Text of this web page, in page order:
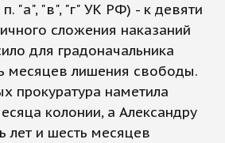
п. "а", "в", "г" УК РФ) - к девяти
сложения наказаний
для градоначальника
месяцев лишения свободы.
прокуратура наметила
колонии, а Александру
лет и шесть месяцев